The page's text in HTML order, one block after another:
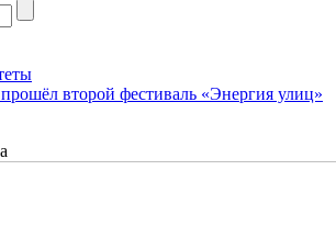
второй фестиваль «Энергия улиц»